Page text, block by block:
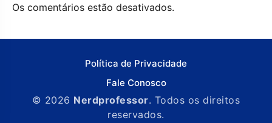
Os comentários estão desativados.
Política de Privacidade
Fale Conosco
© 2026 Nerdprofessor. Todos os direitos
reservados.